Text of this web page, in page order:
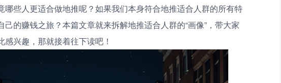
哪些人更适合做地推呢？如果我们本身符合地推适合人群的所有特
的赚钱之旅？本篇文章就来拆解地推适合人群的“画像”，带大家
兴趣，那就接着往下读吧！